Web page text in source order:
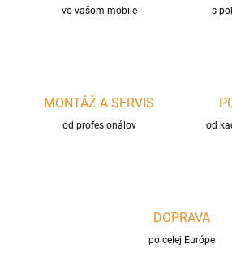
vo vašom mobile s
MONTÁŽ A SERVIS
od profesionálov od
DOPRAVA
po celej Európe